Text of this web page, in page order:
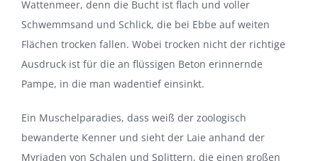
Wattenmeer, denn die Bucht ist flach und voller
Schwemmsand und Schlick, die bei Ebbe auf weiten
Flächen trocken fallen. Wobei trocken nicht der richtige
Ausdruck ist für die an flüssigen Beton erinnernde
Pampe, in die man wadentief einsinkt.
Ein Muschelparadies, dass weiß der zoologisch
bewanderte Kenner und sieht der Laie anhand der
Myriaden von Schalen und Splittern, die einen großen